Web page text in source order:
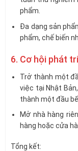
phẩm.
Đa dạng sản
phẩm, chế biến
6. Cơ hội phát
Trở thành một
việc tại Nhật
thành một đầu
Mở nhà hàng
hàng hoặc cửa
Tổng kết: